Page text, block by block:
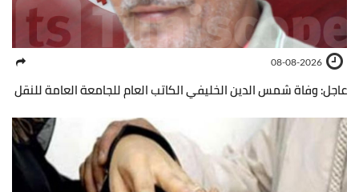
08-08-2026
عاجل: وفاة شمس الدين الخليفي الكاتب العام للجامعة العامة للنقل